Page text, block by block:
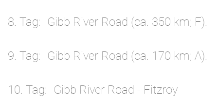
8. Tag Gibb River Road (ca. 350 km; F).
9. Tag Gibb River Road (ca. 170 km; A).
10. Tag
Gibb River Road - Fitzroy